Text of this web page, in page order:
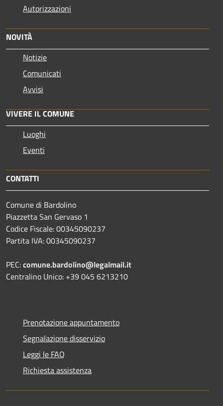
Autorizzazioni
NOVITÀ
Notizie
Comunicati
Avvisi
VIVERE IL COMUNE
Luoghi
Eventi
CONTATTI
Comune di Bardolino
Piazzetta San Gervaso 1
Codice Fiscale: 00345090237
Partita IVA: 00345090237
PEC:comune.bardolino@legalmail.it
Centralino Unico: +39 045 6213210
Prenotazione appuntamento
Segnalazione disservizio
Leggi le FAQ
Richiesta assistenza